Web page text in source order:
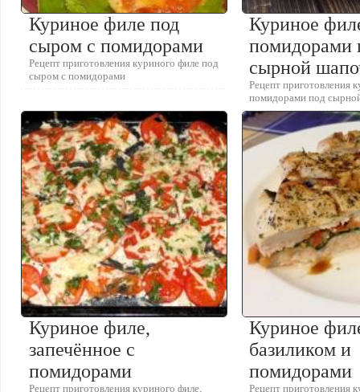
Куриное филе под
сыром с помидорами
Рецепт приготовления куриного филе под
сыром с помидорами
Куриное
помидорами
сырной
Рецепт приготовления
помидорами под
Куриное филе,
запечённое с
помидорами
Рецепт приготовления куриного филе,
Куриное
базиликом и
помидорами
Рецепт приготовления